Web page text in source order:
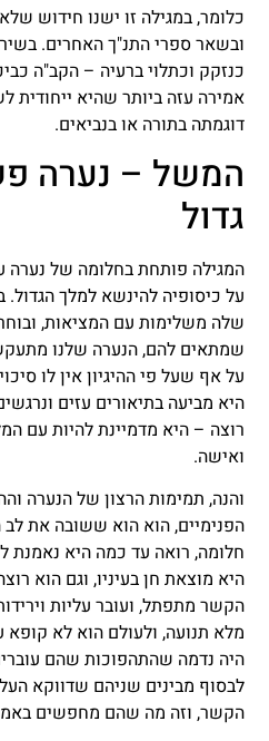
כלומר, במגילה זו ישנו חידוש
ובשאר ספרי התנ"ך האחרים.
כנזקק וכתלוי ברעיה – הקב"ה
אמירה עזה ביותר שהיא ייחודית
דוגמתה בתורה או בנביאים.
המשל – נערה
גדול
המגילה פותחת בחלומה של
על כיסופיה להינשא למלך
שלה משלימות עם המציאות,
שמתאים להם, הנערה שלנו
על אף שעל פי ההיגיון אין לו
היא מביעה בתיאורים עזים
רוצה – היא מדמיינת להיות עם
ואישה.
והנה, תמימות הרצון של הנערה
הפנימיים, הוא הוא ששובה את
חלומה, רואה עד כמה היא נאמנת
היא מוצאת חן בעיניו, וגם הוא
הקשר מתפתל, ועובר עליות
מלא תנועה, ולעולם הוא לא
היה נדמה שהתהפוכות שהם
לבסוף מבינים שניהם שדווקא
הקשר, וזה מה שהם מחפשים